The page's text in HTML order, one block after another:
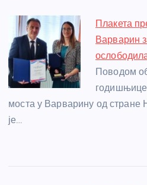
Плакета
Варварин
Поводом
моста у Варварину од стране
је…